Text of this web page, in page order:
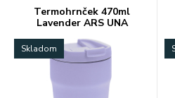
Termohrnček 470ml
Lavender ARS UNA
Skladom